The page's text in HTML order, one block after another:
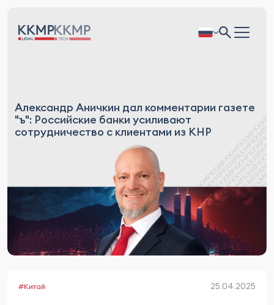
Александр Аничкин дал комментарии газете
"ъ": Российские банки усиливают
сотрудничество с клиентами из КНР
#Китай 25.04.2025